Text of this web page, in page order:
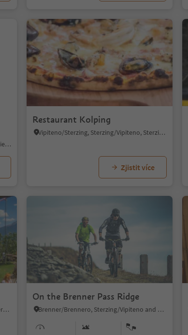
Passo/Schweinsteg, St.Leonhard in Passeier/San Leonardo in Passiria, Meran/Merano and environs
Restaurant Kolping
Vipiteno/Sterzing, Sterzing/Vipiteno, Sterzing/Vipiteno and environs
Zjistit více
Cermes/Tscherms, Tscherms/Cermes, Meran/Merano and environs
On the Brenner Pass Ridge
Brenner/Brennero, Sterzing/Vipiteno and environs